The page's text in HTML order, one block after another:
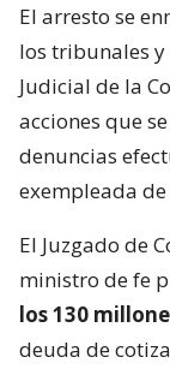
El arresto se
los tribunales
Judicial de la
acciones que
denuncias
exempleada
El Juzgado de
ministro de fe
los 130
deuda de